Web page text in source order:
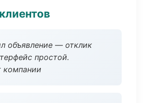
объявление — отклик
простой.
компании